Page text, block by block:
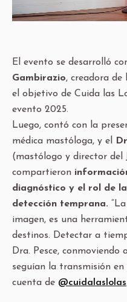
El evento se desarrolló
Gambirazio, creadora
el objetivo de Cuida las
evento 2025.
Luego, contó con la
médica mastóloga, y el
(mastólogo y director del
compartieron
diagnóstico y el rol de
detección temprana.
imagen, es una
destinos. Detectar a
Dra. Pesce, conmoviendo
seguían la transmisión
cuenta de @cuidalaslolas.